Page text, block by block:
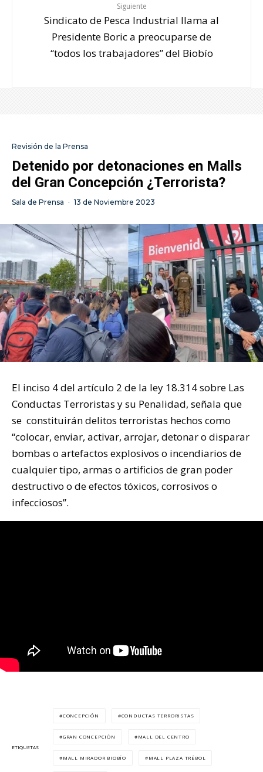
Siguiente
Sindicato de Pesca Industrial llama al
Presidente Boric a preocuparse de
“todos los trabajadores” del Biobío
Revisión de la Prensa
Detenido por detonaciones en Malls
del Gran Concepción ¿Terrorista?
Sala de Prensa · 13 de Noviembre 2023
El inciso 4 del artículo 2 de la ley 18.314 sobre Las
Conductas Terroristas y su Penalidad, señala que
se constituirán delitos terroristas hechos como
“colocar, enviar, activar, arrojar, detonar o disparar
bombas o artefactos explosivos o incendiarios de
cualquier tipo, armas o artificios de gran poder
destructivo o de efectos tóxicos, corrosivos o
infecciosos”.
ETIQUETAS
CONCEPCIÓN CONDUCTAS TERRORISTAS
GRAN CONCEPCIÓN MALL DEL CENTRO
MALL MIRADOR BIOBÍO MALL PLAZA TRÉBOL